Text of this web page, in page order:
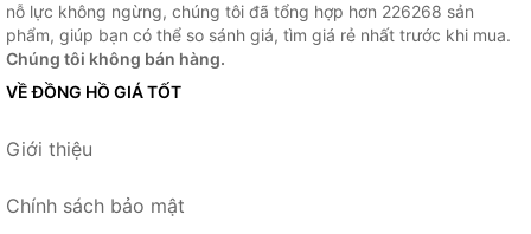
nỗ lực không ngừng, chúng tôi đã tổng hợp hơn 226268 sản
phẩm, giúp bạn có thể so sánh giá, tìm giá rẻ nhất trước khi mua.
Chúng tôi không bán hàng.
VỀ ĐỒNG HỒ GIÁ TỐT
Giới thiệu
Chính sách bảo mật